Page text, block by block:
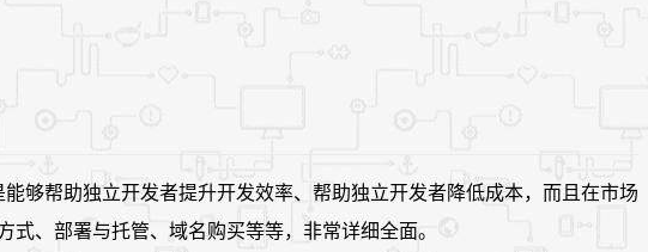
够帮助独立开发者提升开发效率、帮助独立开发者降低成本，而且在市场
式、部署与托管、域名购买等等，非常详细全面。